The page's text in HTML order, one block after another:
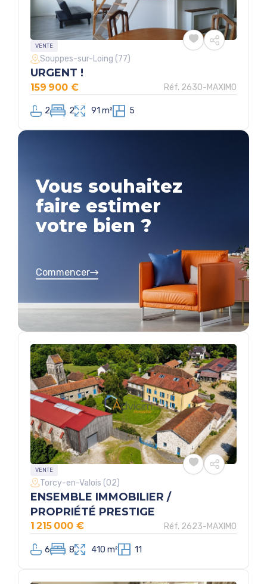
VENTE
Réf. 2630-MAXIMO
Souppes-sur-Loing (77)
URGENT !
2 2 91 m² 5
159 900 €
VENTE
Réf. 2623-MAXIMO
Torcy-en-Valois (02)
ENSEMBLE IMMOBILIER /
PROPRIÉTÉ PRESTIGE
6 8 410 m² 11
1 215 000 €
Vous souhaitez
faire estimer
votre bien ?
Commencer